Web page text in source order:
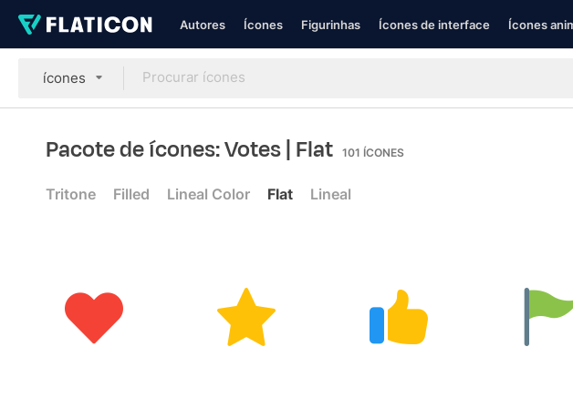
Autores Ícones Figurinhas Ícones de interface Ícones
ícones
Pacote de ícones: Votes| Flat 101 ÍCONES
Tritone Filled Lineal Color Flat Lineal